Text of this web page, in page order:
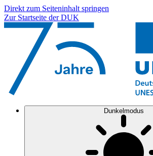
Direkt zum Seiteninhalt springen
Zur Startseite der DUK
Dunkelmodus